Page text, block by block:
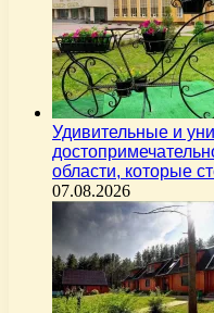
Удивительные и
области, которые
07.08.2026